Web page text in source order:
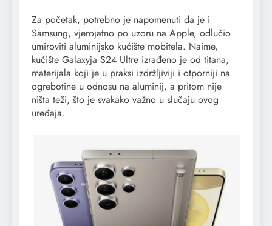
Za početak, potrebno je napomenuti da je i
Samsung, vjerojatno po uzoru na Apple, odlučio
umiroviti aluminijsko kućište mobitela. Naime,
kućište Galaxyja S24 Ultre izrađeno je od titana,
materijala koji je u praksi izdržljiviji i otporniji na
ogrebotine u odnosu na aluminij, a pritom nije
ništa teži, što je svakako važno u slučaju ovog
uređaja.